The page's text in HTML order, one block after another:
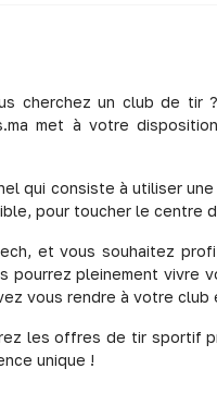
cherchez un club de tir
met à votre
qui consiste à utiliser
pour toucher le centre
et vous souhaitez
pourrez pleinement vivre
vous rendre à votre
les offres de tir sportif
unique !